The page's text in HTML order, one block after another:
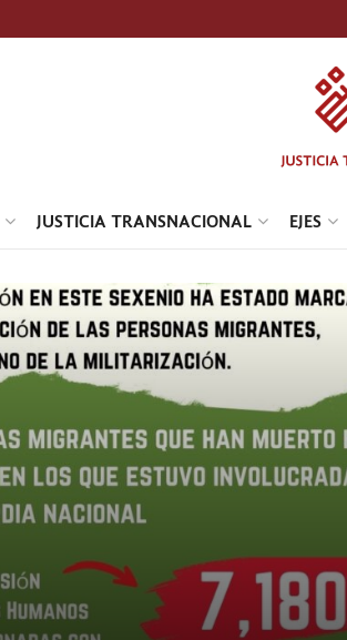
JUSTICIA TRANSNACIONAL EJES